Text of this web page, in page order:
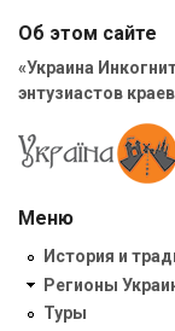
Об этом сайте
«Украина
энтузиастов
Меню
История и
Регионы
Туры